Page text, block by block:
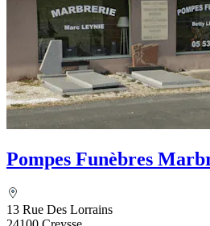
Pompes Funèbres
13 Rue Des Lorrains